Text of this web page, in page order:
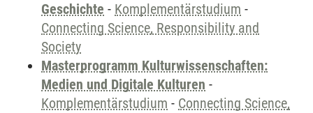
Geschichte - Komplementärstudium -
Connecting Science, Responsibility and
Society
Masterprogramm Kulturwissenschaften:
Medien und Digitale Kulturen -
Komplementärstudium - Connecting Science,